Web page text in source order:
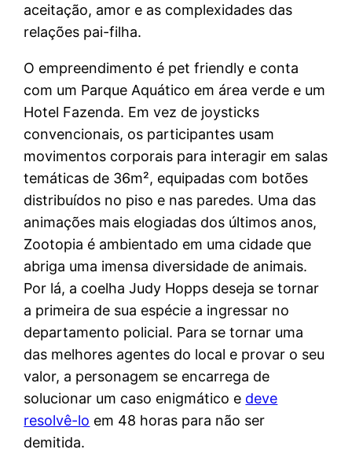
aceitação, amor e as complexidades das
relações pai-filha.
O empreendimento é pet friendly e conta
com um Parque Aquático em área verde e um
Hotel Fazenda. Em vez de joysticks
convencionais, os participantes usam
movimentos corporais para interagir em salas
temáticas de 36m², equipadas com botões
distribuídos no piso e nas paredes. Uma das
animações mais elogiadas dos últimos anos,
Zootopia é ambientado em uma cidade que
abriga uma imensa diversidade de animais.
Por lá, a coelha Judy Hopps deseja se tornar
a primeira de sua espécie a ingressar no
departamento policial. Para se tornar uma
das melhores agentes do local e provar o seu
valor, a personagem se encarrega de
solucionar um caso enigmático e deve
resolvê-lo em 48 horas para não ser
demitida.